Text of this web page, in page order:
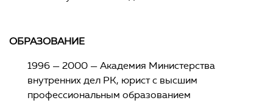
ОБРАЗОВАНИЕ
1996 — 2000 — Академия Министерства
внутренних дел РК, юрист с высшим
профессиональным образованием